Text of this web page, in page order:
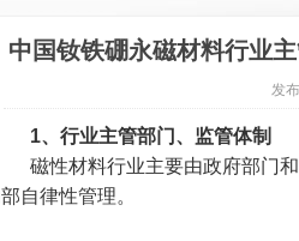
中国钕铁硼永磁材料行业
发
1、行业主管部门、监管体制
磁性材料行业主要由政府部门
自律性管理。